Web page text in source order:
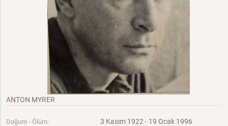
ANTON MYRER
Doğum - Ölüm: 3 Kasım 1922 - 19 Ocak 1996